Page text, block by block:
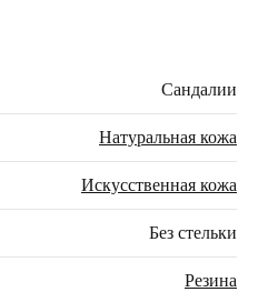
Сандалии
Натуральная кожа
Искусственная кожа
Без стельки
Резина